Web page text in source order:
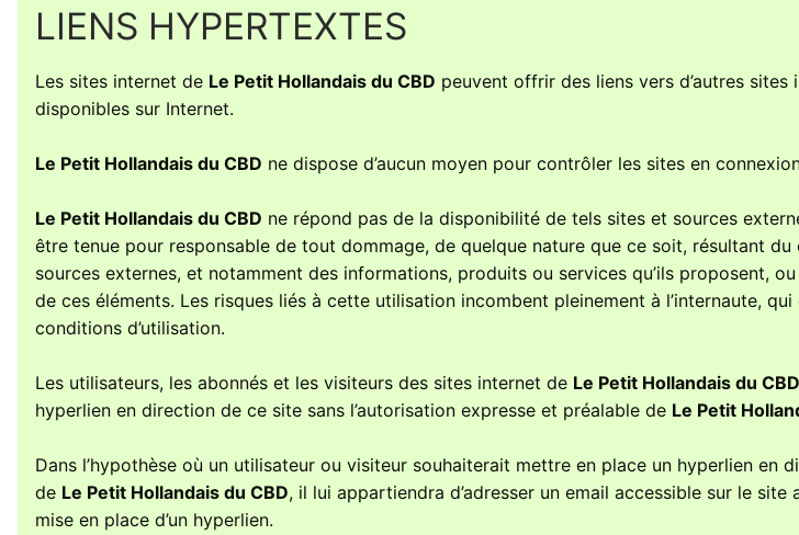
LIENS HYPERTEXTES
Les sites internet de Le Petit Hollandais du CBD peuvent offrir des liens vers d’autres sites
disponibles sur Internet.
Le Petit Hollandais du CBD ne dispose d’aucun moyen pour contrôler les sites en
Le Petit Hollandais du CBD ne répond pas de la disponibilité de tels sites et sources
être tenue pour responsable de tout dommage, de quelque nature que ce soit, résultant du
sources externes, et notamment des informations, produits ou services qu’ils proposent,
de ces éléments. Les risques liés à cette utilisation incombent pleinement à l’internaute,
conditions d’utilisation.
Les utilisateurs, les abonnés et les visiteurs des sites internet de Le Petit Hollandais du CBD
hyperlien en direction de ce site sans l’autorisation expresse et préalable de Le Petit
Dans l’hypothèse où un utilisateur ou visiteur souhaiterait mettre en place un hyperlien en
de Le Petit Hollandais du CBD, il lui appartiendra d’adresser un email accessible sur le
mise en place d’un hyperlien.